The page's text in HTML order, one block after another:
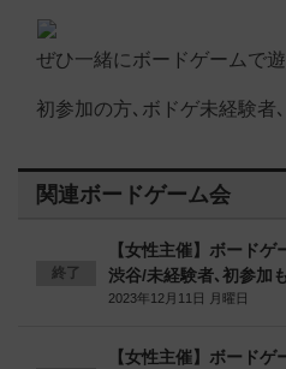
ぜひ一緒にボードゲームで
初参加の方､ボドゲ未経験
関連ボードゲーム会
終了
【女性主催】ボード
渋谷/未経験者､初参加
2023年12月11日 月曜日
【女性主催】ボード